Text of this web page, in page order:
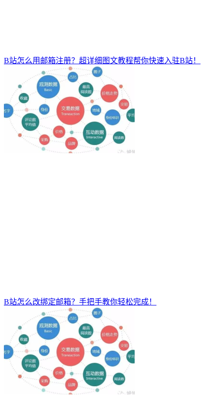
B站怎么用邮箱注册？超详细图文教程帮你快速入驻B站！
B站怎么改绑定邮箱？手把手教你轻松完成！